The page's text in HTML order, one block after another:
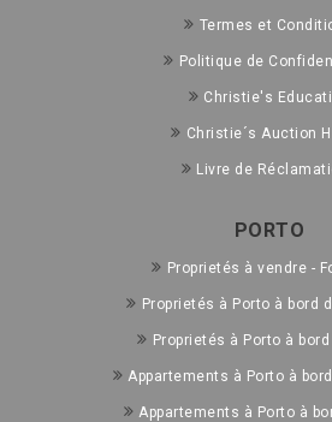
Termes et
Politique de
Christie's
Christie´s Auction
Livre de
PORTO
Proprietés à vendre -
Proprietés à Porto à bord
Proprietés à Porto à
Appartements à Porto à
Appartements à Porto à